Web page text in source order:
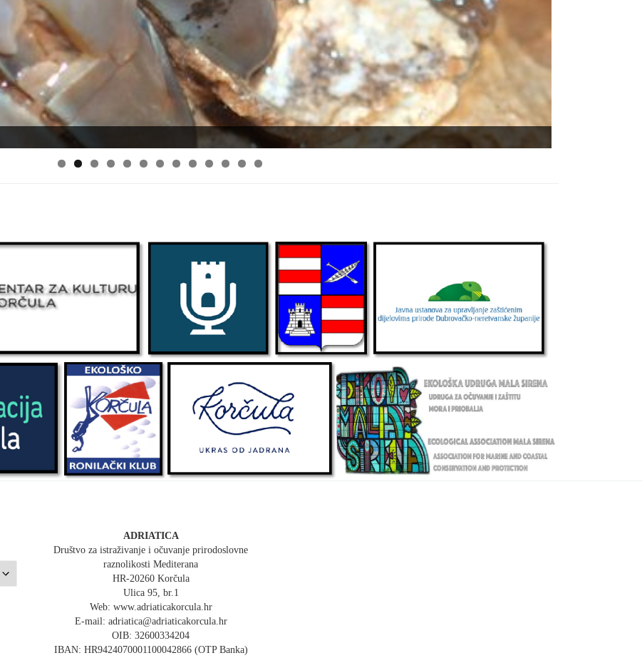
ADRIATICA
Društvo za istraživanje i očuvanje prirodoslovne
raznolikosti Mediterana
HR-20260 Korčula
Ulica 95, br.1
Web: www.adriaticakorcula.hr
E-mail: adriatica@adriaticakorcula.hr
OIB: 32600334204
IBAN: HR9424070001100042866 (OTP Banka)